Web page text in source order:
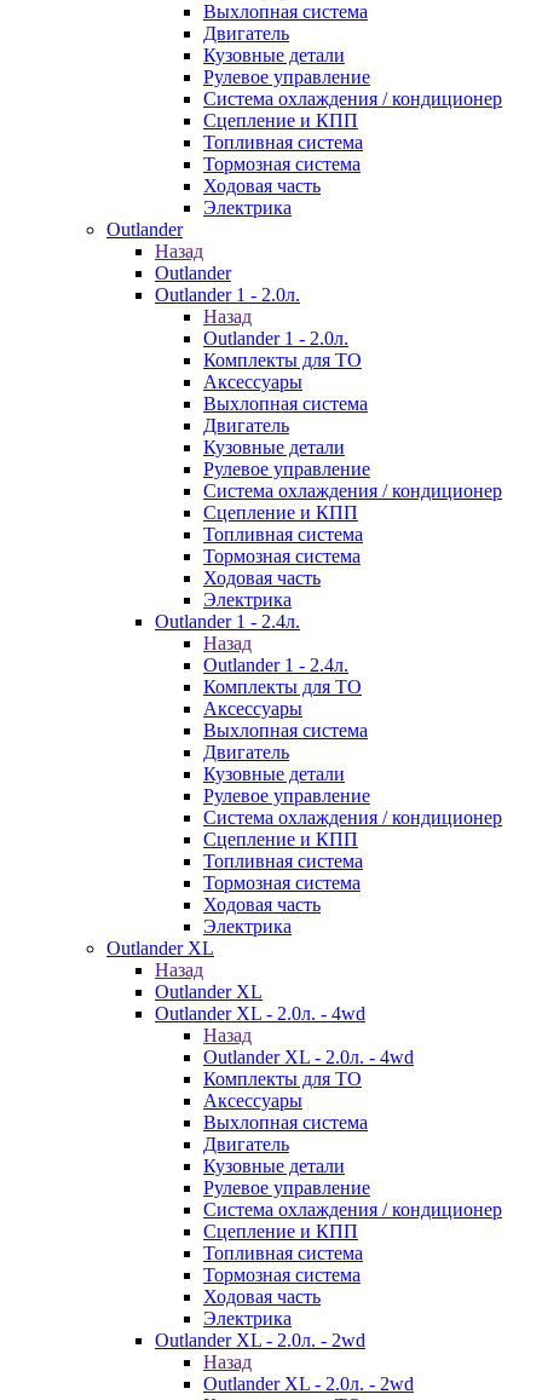
Выхлопная система
Двигатель
Кузовные детали
Рулевое управление
Система охлаждения / кондиционер
Сцепление и КПП
Топливная система
Тормозная система
Ходовая часть
Электрика
Outlander
Назад
Outlander
Outlander 1 - 2.0л.
Назад
Outlander 1 - 2.0л.
Комплекты для ТО
Аксессуары
Выхлопная система
Двигатель
Кузовные детали
Рулевое управление
Система охлаждения / кондиционер
Сцепление и КПП
Топливная система
Тормозная система
Ходовая часть
Электрика
Outlander 1 - 2.4л.
Назад
Outlander 1 - 2.4л.
Комплекты для ТО
Аксессуары
Выхлопная система
Двигатель
Кузовные детали
Рулевое управление
Система охлаждения / кондиционер
Сцепление и КПП
Топливная система
Тормозная система
Ходовая часть
Электрика
Outlander XL
Назад
Outlander XL
Outlander XL - 2.0л. - 4wd
Назад
Outlander XL - 2.0л. - 4wd
Комплекты для ТО
Аксессуары
Выхлопная система
Двигатель
Кузовные детали
Рулевое управление
Система охлаждения / кондиционер
Сцепление и КПП
Топливная система
Тормозная система
Ходовая часть
Электрика
Outlander XL - 2.0л. - 2wd
Назад
Outlander XL - 2.0л. - 2wd